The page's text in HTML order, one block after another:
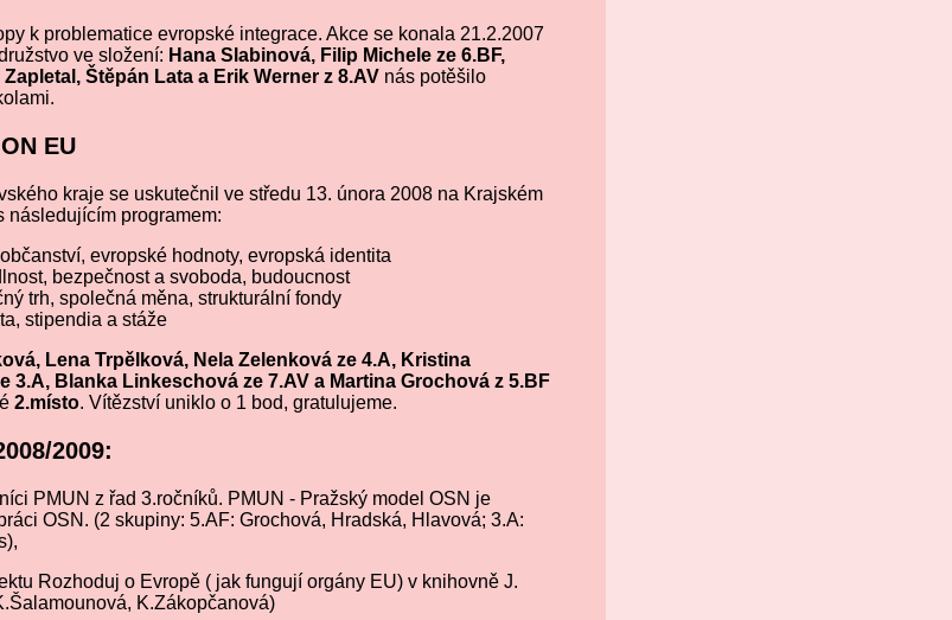
k problematice evropské integrace. Akce se konala 21.2.2007
ve složení: Hana Slabinová, Filip Michele ze 6.BF,
Štěpán Lata a Erik Werner z 8.AV nás potěšilo
EU
kraje se uskutečnil ve středu 13. února 2008 na Krajském
následujícím programem:
evropské hodnoty, evropská identita
bezpečnost a svoboda, budoucnost
trh, společná měna, strukturální fondy
stipendia a stáže
Lena Trpělková, Nela Zelenková ze 4.A, Kristina
3.A, Blanka Linkeschová ze 7.AV a Martina Grochová z 5.BF
2.místo. Vítězství uniklo o 1 bod, gratulujeme.
2009:
PMUN z řad 3.ročníků. PMUN - Pražský model OSN je
OSN. (2 skupiny: 5.AF: Grochová, Hradská, Hlavová; 3.A:
Rozhoduj o Evropě ( jak fungují orgány EU) v knihovně J.
K.Zákopčanová)